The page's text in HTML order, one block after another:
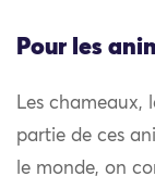
Pour les
Les chameaux,
partie de ces
le monde, on